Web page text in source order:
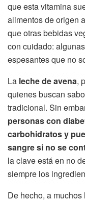
que esta vitamina
alimentos de origen
que otras bebidas
con cuidado:
espesantes que no
La leche de avena,
quienes buscan
tradicional. Sin
personas con
carbohidratos y
sangre si no se
la clave está en no
siempre los
De hecho, a